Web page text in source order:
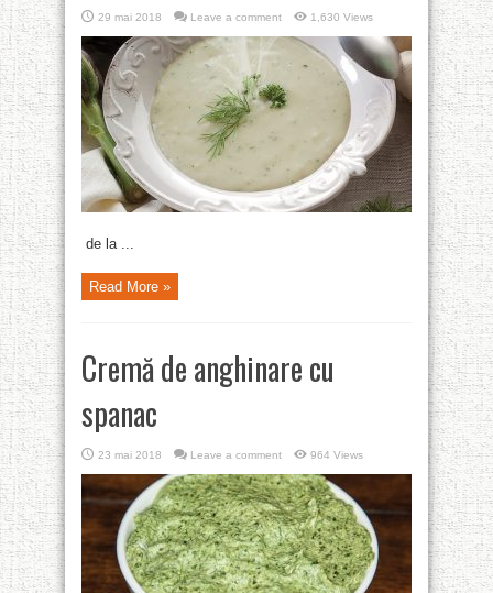
29 mai 2018 Leave a comment 1,630 Views
de la ...
Read More »
Cremă de anghinare cu
spanac
23 mai 2018 Leave a comment 964 Views